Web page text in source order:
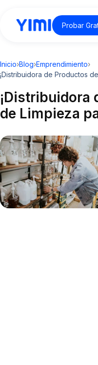
Probar
Inicio›Blog›Emprendimiento›
¡Distribuidora de Productos
¡Distribuidora
de Limpieza